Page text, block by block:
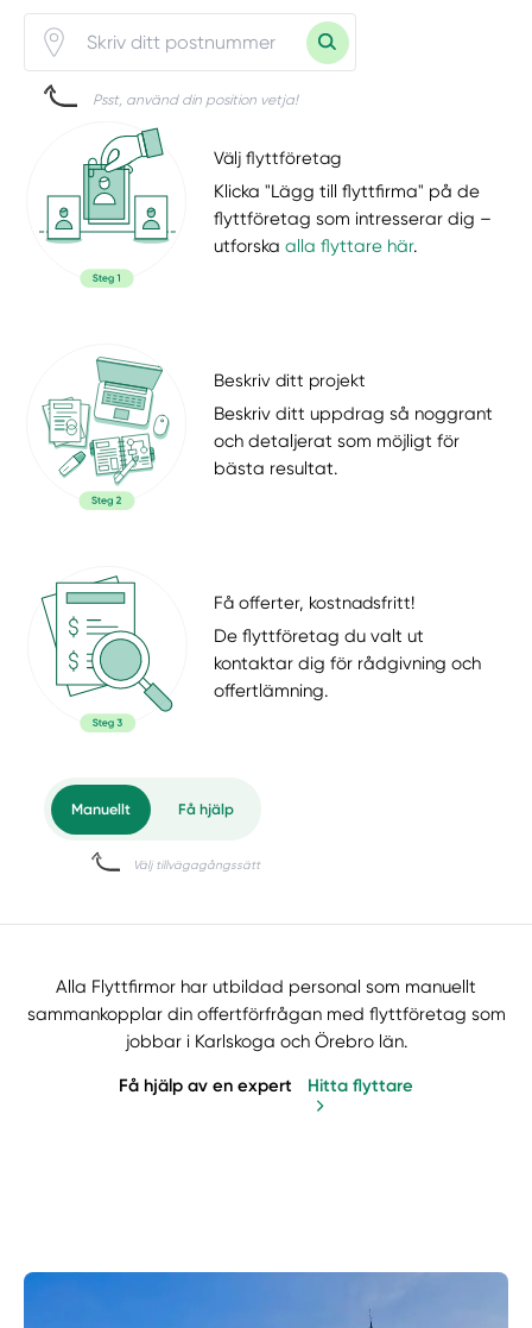
Psst, använd din position vetja!
Välj flyttföretag
Klicka "Lägg till flyttfirma" på de
flyttföretag som intresserar dig –
utforskaalla flyttare här.
Beskriv ditt projekt
Beskriv ditt uppdrag så noggrant
och detaljerat som möjligt för
bästa resultat.
Få offerter, kostnadsfritt!
De flyttföretag du valt ut
kontaktar dig för rådgivning och
offertlämning.
Alla Flyttfirmor har utbildad personal som manuellt
sammankopplar din offertförfrågan med flyttföretag som
jobbar i Karlskoga och Örebro län.
Få hjälp av en expert Hitta flyttare